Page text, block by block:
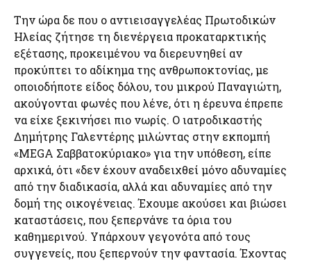
Την ώρα δε που ο αντιεισαγγελέας Πρωτοδικών
Ηλείας ζήτησε τη διενέργεια προκαταρκτικής
εξέτασης, προκειμένου να διερευνηθεί αν
προκύπτει το αδίκημα της ανθρωποκτονίας, με
οποιοδήποτε είδος δόλου, του μικρού Παναγιώτη,
ακούγονται φωνές που λένε, ότι η έρευνα έπρεπε
να είχε ξεκινήσει πιο νωρίς. Ο ιατροδικαστής
Δημήτρης Γαλεντέρης μιλώντας στην εκπομπή
«MEGA Σαββατοκύριακο» για την υπόθεση, είπε
αρχικά, ότι «δεν έχουν αναδειχθεί μόνο αδυναμίες
από την διαδικασία, αλλά και αδυναμίες από την
δομή της οικογένειας. Έχουμε ακούσει και βιώσει
καταστάσεις, που ξεπερνάνε τα όρια του
καθημερινού. Υπάρχουν γεγονότα από τους
συγγενείς, που ξεπερνούν την φαντασία. Έχοντας